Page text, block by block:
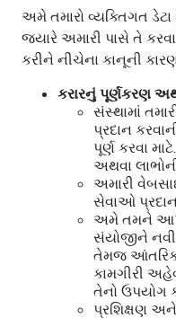
અમે તમારો વ્યક્તિગત
જ્યારે અમારી પાસે તે
કરીને નીચેના કાનૂની
કરારનું પૂર્ણકરણ
સંસ્થામાં
પ્રદાન
પૂર્ણ કરવા
અથવા
અમારી
સેવાઓ
અમે તમને
સંયોજીને
તેમજ
કામગીરી
તેનો ઉપયોગ
પ્રશિક્ષણ